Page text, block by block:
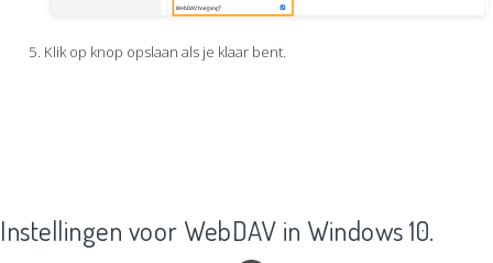
Klik op knop opslaan als je klaar bent.
Instellingen voor WebDAV in Windows 10.